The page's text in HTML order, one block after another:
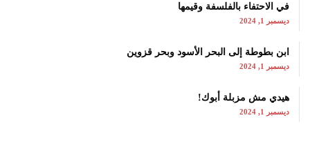
في الاحتفاء بالفلسفة وقيمها
ديسمبر 1, 2024
ابن بطوطة إلى البحر الأسود وبحر قزوين
ديسمبر 1, 2024
هيدي مش مزبلة أبوك!
ديسمبر 1, 2024